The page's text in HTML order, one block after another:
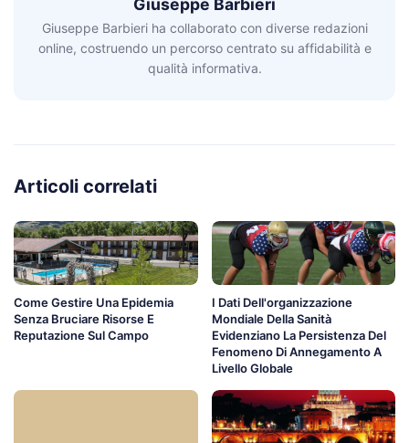
Giuseppe Barbieri
Giuseppe Barbieri ha collaborato con diverse redazioni
online, costruendo un percorso centrato su affidabilità e
qualità informativa.
Articoli correlati
Come Gestire Una Epidemia
Senza Bruciare Risorse E
Reputazione Sul Campo
I Dati Dell'organizzazione
Mondiale Della Sanità
Evidenziano La Persistenza Del
Fenomeno Di Annegamento A
Livello Globale